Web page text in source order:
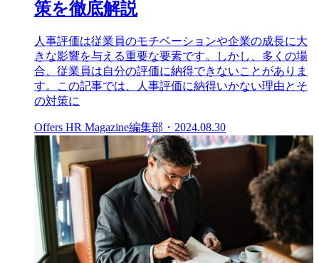
策を徹底解説
人事評価は従業員のモチベーションや企業の成長に大
きな影響を与える重要な要素です。しかし、多くの場
合、従業員は自分の評価に納得できないことがありま
す。この記事では、人事評価に納得いかない理由とそ
の対策に
Offers HR Magazine編集部 ・ 2024.08.30